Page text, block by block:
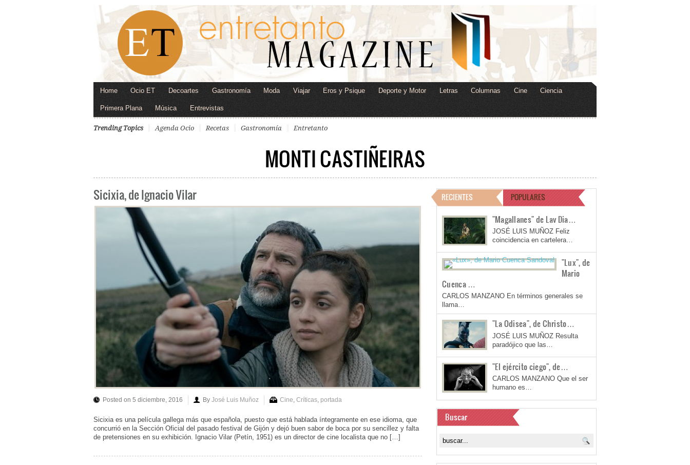
Home Ocio ET Decoartes Gastronomía Moda Viajar Eros y Psique Deporte y Motor Letras Columnas Cine Ciencia
Primera Plana Música Entrevistas
Trending Topics Agenda Ocio Recetas Gastronomía Entretanto
MONTI CASTIÑEIRAS
Sicixia, de Ignacio Vilar
Posted on 5 diciembre, 2016 By José Luis Muñoz Cine Críticas portada
Sicixia es una película gallega más que española, puesto que está hablada íntegramente en ese idioma, que
concurrió en la Sección Oficial del pasado festival de Gijón y dejó buen sabor de boca por su sencillez y falta
de pretensiones en su exhibición. Ignacio Vilar (Petín, 1951) es un director de cine localista que no […]
RECIENTES POPULARES
"Magallanes" de Lav Dia…
JOSÉ LUIS MUÑOZ Feliz
coincidencia en cartelera…
"Lux", de
Mario
Cuenca …
CARLOS MANZANO En términos generales se
llama…
"La Odisea", de Christo…
JOSÉ LUIS MUÑOZ Resulta
paradójico que las…
"El ejército ciego", de…
CARLOS MANZANO Que el ser
humano es…
Buscar